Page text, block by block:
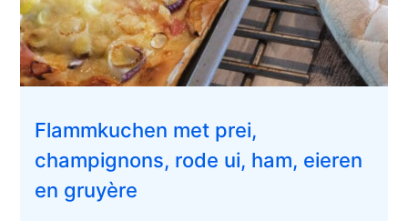
Flammkuchen met prei,
champignons, rode ui, ham, eieren
en gruyère